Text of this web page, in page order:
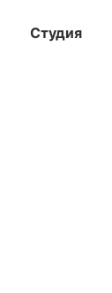
Студия